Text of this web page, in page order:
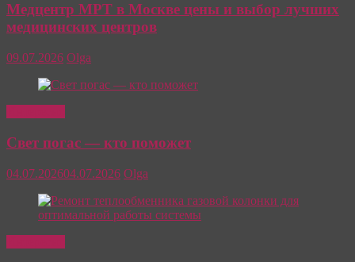
Медцентр МРТ в Москве цены и выбор лучших
медицинских центров
09.07.2026 Olga
Свет погас — кто поможет
04.07.202604.07.2026 Olga